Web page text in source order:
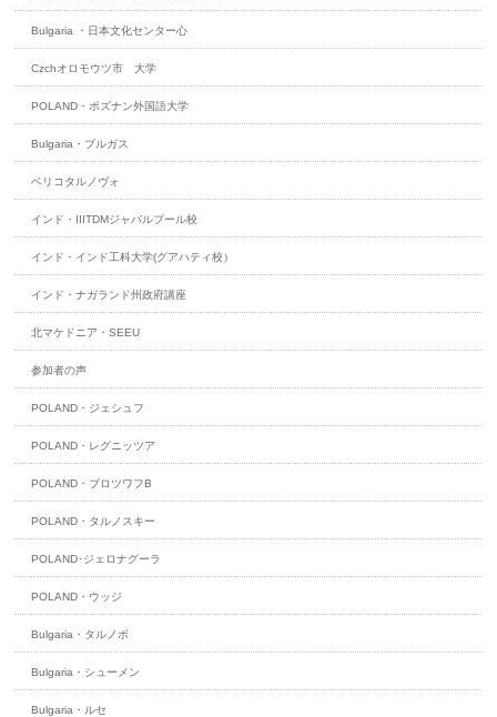
Bulgaria ・日本文化センター心
Czchオロモウツ市 大学
POLAND・ポズナン外国語大学
Bulgaria・ブルガス
ベリコタルノヴォ
インド・IIITDMジャバルプール校
インド・インド工科大学(グアハティ校）
インド・ナガランド州政府講座
北マケドニア・SEEU
参加者の声
POLAND・ジェシュフ
POLAND・レグニッツア
POLAND・ブロツワフB
POLAND・タルノスキー
POLAND･ジェロナグーラ
POLAND・ウッジ
Bulgaria・タルノボ
Bulgaria・シューメン
Bulgaria・ルセ